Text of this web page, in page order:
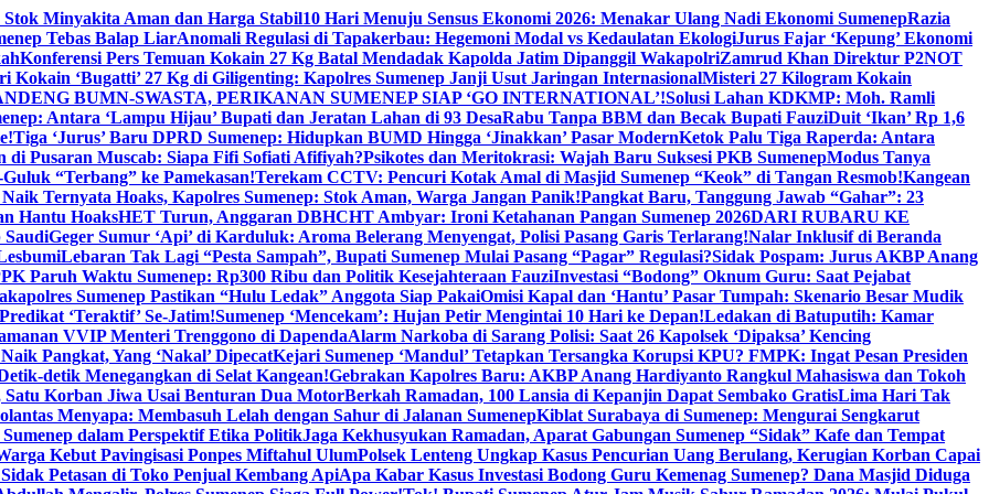
Stok Minyakita Aman dan Harga Stabil10 Hari Menuju Sensus Ekonomi 2026: Menakar Ulang Nadi Ekonomi SumenepRazia
Tebas Balap LiarAnomali Regulasi di Tapakerbau: Hegemoni Modal vs Kedaulatan EkologiJurus Fajar ‘Kepung’ Ekonomi
Konferensi Pers Temuan Kokain 27 Kg Batal Mendadak Kapolda Jatim Dipanggil WakapolriZamrud Khan Direktur P2NOT
Kokain ‘Bugatti’ 27 Kg di Giligenting: Kapolres Sumenep Janji Usut Jaringan InternasionalMisteri 27 Kilogram Kokain
BUMN-SWASTA, PERIKANAN SUMENEP SIAP ‘GO INTERNATIONAL’!Solusi Lahan KDKMP: Moh. Ramli
Antara ‘Lampu Hijau’ Bupati dan Jeratan Lahan di 93 DesaRabu Tanpa BBM dan Becak Bupati FauziDuit ‘Ikan’ Rp 1,6
Tiga ‘Jurus’ Baru DPRD Sumenep: Hidupkan BUMD Hingga ‘Jinakkan’ Pasar ModernKetok Palu Tiga Raperda: Antara
di Pusaran Muscab: Siapa Fifi Sofiati Afifiyah?Psikotes dan Meritokrasi: Wajah Baru Suksesi PKB SumenepModus Tanya
“Terbang” ke Pamekasan!Terekam CCTV: Pencuri Kotak Amal di Masjid Sumenep “Keok” di Tangan Resmob!Kangean
Ternyata Hoaks, Kapolres Sumenep: Stok Aman, Warga Jangan Panik!Pangkat Baru, Tanggung Jawab “Gahar”: 23
Hantu HoaksHET Turun, Anggaran DBHCHT Ambyar: Ironi Ketahanan Pangan Sumenep 2026DARI RUBARU KE
SaudiGeger Sumur ‘Api’ di Karduluk: Aroma Belerang Menyengat, Polisi Pasang Garis Terlarang!Nalar Inklusif di Beranda
Lebaran Tak Lagi “Pesta Sampah”, Bupati Sumenep Mulai Pasang “Pagar” Regulasi?Sidak Pospam: Jurus AKBP Anang
Paruh Waktu Sumenep: Rp300 Ribu dan Politik Kesejahteraan FauziInvestasi “Bodong” Oknum Guru: Saat Pejabat
Sumenep Pastikan “Hulu Ledak” Anggota Siap PakaiOmisi Kapal dan ‘Hantu’ Pasar Tumpah: Skenario Besar Mudik
‘Teraktif’ Se-Jatim!Sumenep ‘Mencekam’: Hujan Petir Mengintai 10 Hari ke Depan!Ledakan di Batuputih: Kamar
VVIP Menteri Trenggono di DapendaAlarm Narkoba di Sarang Polisi: Saat 26 Kapolsek ‘Dipaksa’ Kencing
Pangkat, Yang ‘Nakal’ DipecatKejari Sumenep ‘Mandul’ Tetapkan Tersangka Korupsi KPU? FMPK: Ingat Pesan Presiden
detik Menegangkan di Selat Kangean!Gebrakan Kapolres Baru: AKBP Anang Hardiyanto Rangkul Mahasiswa dan Tokoh
Korban Jiwa Usai Benturan Dua MotorBerkah Ramadan, 100 Lansia di Kepanjin Dapat Sembako GratisLima Hari Tak
Menyapa: Membasuh Lelah dengan Sahur di Jalanan SumenepKiblat Surabaya di Sumenep: Mengurai Sengkarut
dalam Perspektif Etika PolitikJaga Kekhusyukan Ramadan, Aparat Gabungan Sumenep “Sidak” Kafe dan Tempat
Kebut Pavingisasi Ponpes Miftahul UlumPolsek Lenteng Ungkap Kasus Pencurian Uang Berulang, Kerugian Korban Capai
Petasan di Toko Penjual Kembang ApiApa Kabar Kasus Investasi Bodong Guru Kemenag Sumenep? Dana Masjid Diduga